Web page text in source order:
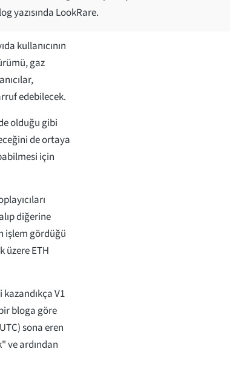
yazısında LookRare.
kullanıcının
gaz
edebilecek.
olduğu gibi
de ortaya
için
diğerine
işlem gördüğü
üzere ETH
V1
bloga göre
sona eren
ve ardından